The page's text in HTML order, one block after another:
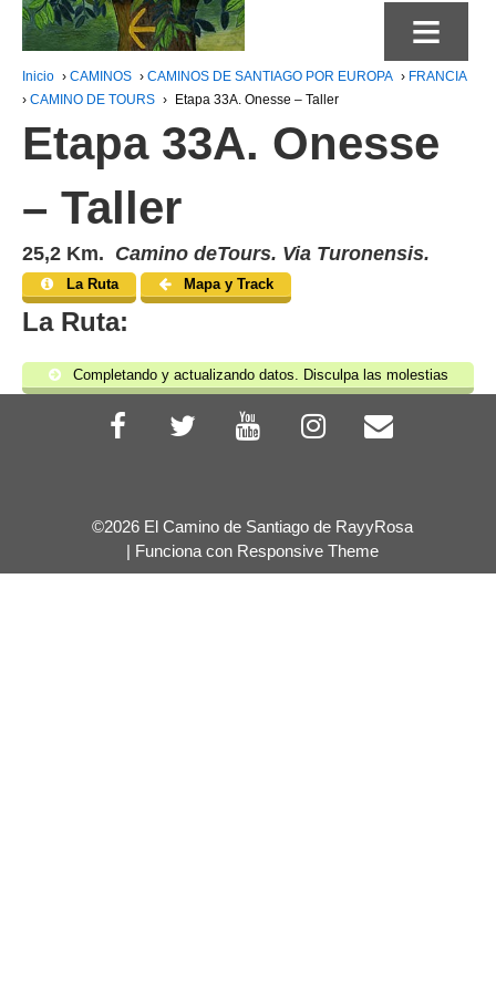
≡
Inicio › CAMINOS › CAMINOS DE SANTIAGO POR EUROPA › FRANCIA
› CAMINO DE TOURS › Etapa 33A. Onesse – Taller
Etapa 33A. Onesse
– Taller
25,2 Km. Camino deTours. Via Turonensis.
La Ruta Mapa y Track
La Ruta:
Completando y actualizando datos. Disculpa las molestias
©2026 El Camino de Santiago de RayyRosa
| Funciona con Responsive Theme